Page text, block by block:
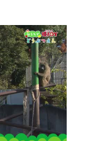
ルアドレ
の新規登
引き続き